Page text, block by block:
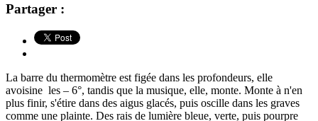
Partager :
La barre du thermomètre est figée dans les profondeurs, elle
avoisine les – 6°, tandis que la musique, elle, monte. Monte à n'en
plus finir, s'étire dans des aigus glacés, puis oscille dans les graves
comme une plainte. Des rais de lumière bleue, verte, puis pourpre